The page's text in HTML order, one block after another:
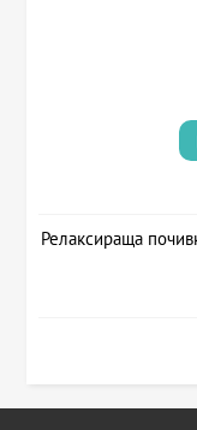
Релаксираща